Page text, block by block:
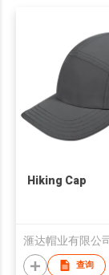
Hiking Cap
滙达帽业有限公
查询